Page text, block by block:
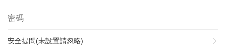
安全提問(未設置請忽略)